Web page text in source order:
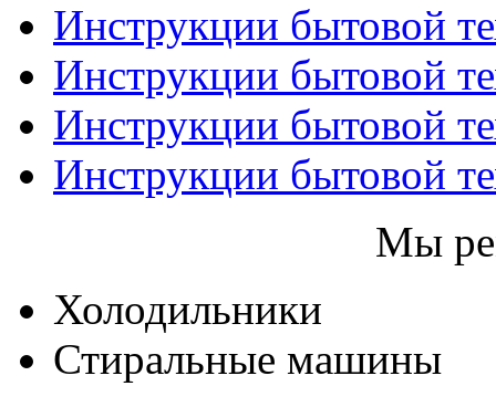
Инструкции бытовой
Инструкции бытовой
Инструкции бытовой
Инструкции бытовой
Мы
Холодильники
Стиральные машины